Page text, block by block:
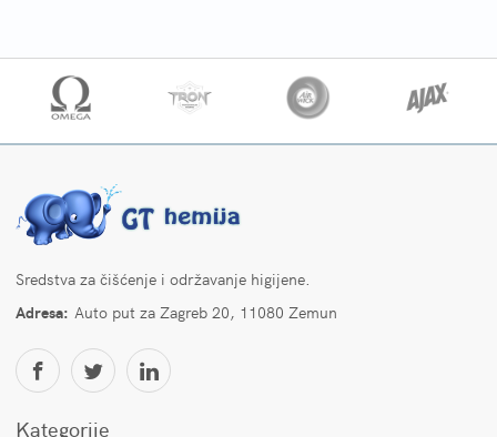
Sredstva za čišćenje i održavanje higijene.
Adresa: Auto put za Zagreb 20, 11080 Zemun
Kategorije